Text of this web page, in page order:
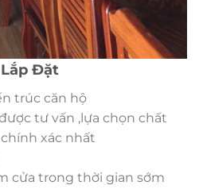
Đặt
trúc căn hộ
tư vấn ,lựa chọn chất
xác nhất
cửa trong thời gian sớm